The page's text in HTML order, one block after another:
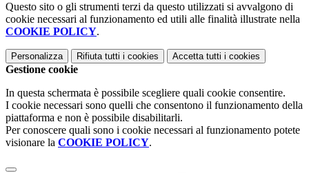
Questo sito o gli strumenti terzi da questo utilizzati si avvalgono di
cookie necessari al funzionamento ed utili alle finalità illustrate nella
COOKIE POLICY.
Personalizza Rifiuta tutti i cookies Accetta tutti i cookies
Gestione cookie
In questa schermata è possibile scegliere quali cookie consentire.
I cookie necessari sono quelli che consentono il funzionamento della
piattaforma e non è possibile disabilitarli.
Per conoscere quali sono i cookie necessari al funzionamento potete
visionare la COOKIE POLICY.